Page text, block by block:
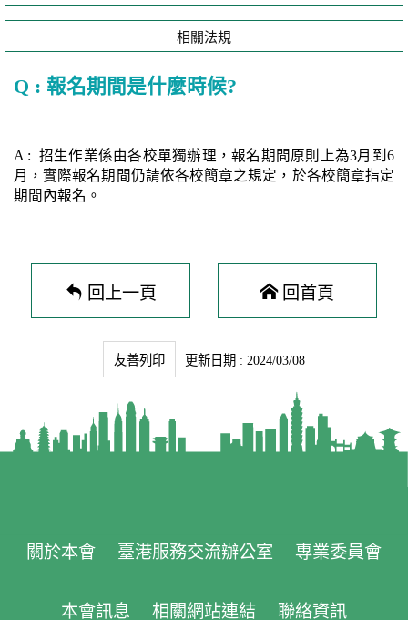
相關法規
Q : 報名期間是什麼時候?
A : 招生作業係由各校單獨辦理，報名期間原則上為3月到6
月，實際報名期間仍請依各校簡章之規定，於各校簡章指定
期間內報名。
回上一頁 回首頁
友善列印 更新日期 : 2024/03/08
關於本會 臺港服務交流辦公室 專業委員會
本會訊息 相關網站連結 聯絡資訊